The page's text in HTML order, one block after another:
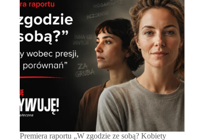
Premiera raportu „W zgodzie ze sobą? Kobiety